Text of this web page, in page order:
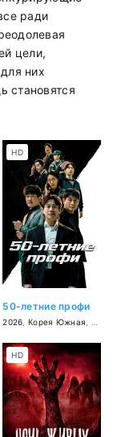
ради
цели,
них
становятся
50-летние профи
2026 Корея Южная
HD
HD